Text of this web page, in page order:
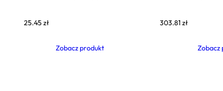
25.45 zł
Zobacz produkt
303.81 zł
Zobacz